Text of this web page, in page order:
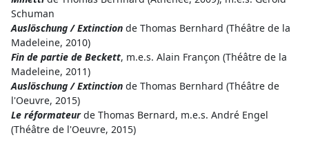
Schuman
Auslöschung / Extinction de Thomas Bernhard (Théâtre de la
Madeleine, 2010)
Fin de partie de Beckett, m.e.s. Alain Françon (Théâtre de la
Madeleine, 2011)
Auslöschung / Extinction de Thomas Bernhard (Théâtre de
l'Oeuvre, 2015)
Le réformateurde Thomas Bernard, m.e.s. André Engel
(Théâtre de l'Oeuvre, 2015)